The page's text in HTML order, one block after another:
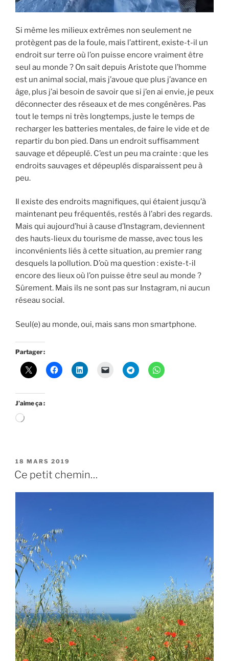
Si même les milieux extrêmes non seulement ne
protègent pas de la foule, mais l’attirent, existe-t-il un
endroit sur terre où l’on puisse encore vraiment être
seul au monde ? On sait depuis Aristote que l’homme
est un animal social, mais j’avoue que plus j’avance en
âge, plus j’ai besoin de savoir que si j’en ai envie, je peux
déconnecter des réseaux et de mes congénères. Pas
tout le temps ni très longtemps, juste le temps de
recharger les batteries mentales, de faire le vide et de
repartir du bon pied. Dans un endroit suffisamment
sauvage et dépeuplé. C’est un peu ma crainte : que les
endroits sauvages et dépeuplés disparaissent peu à
peu.
Il existe des endroits magnifiques, qui étaient jusqu’à
maintenant peu fréquentés, restés à l’abri des regards.
Mais qui aujourd’hui à cause d’Instagram, deviennent
des hauts-lieux du tourisme de masse, avec tous les
inconvénients liés à cette situation, au premier rang
desquels la pollution. D’où ma question : existe-t-il
encore des lieux où l’on puisse être seul au monde ?
Sûrement. Mais ils ne sont pas sur Instagram, ni aucun
réseau social.
Seul(e) au monde, oui, mais sans mon smartphone.
Partager :
J’aime ça :
Chargement…
PUBLIÉ
LE
18 MARS 2019
Ce petit chemin…